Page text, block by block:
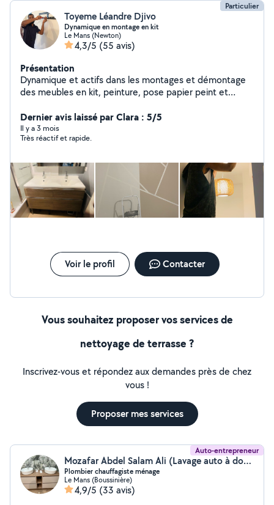
Particulier
Toyeme Léandre Djivo
Dynamique en montage en kit
Le Mans (Newton)
4,3/5 (55 avis)
Présentation
Dynamique et actifs dans les montages et démontage
des meubles en kit, peinture, pose papier peint et
déménagement, nettoyage et chargement des objets
lourds.
Dernier avis laissé par Clara : 5/5
Il y a 3 mois
Très réactif et rapide.
Voir le profil Contacter
Vous souhaitez proposer vos services de
nettoyage de terrasse ?
Inscrivez-vous et répondez aux demandes près de chez
vous !
Proposer mes services
Auto-entrepreneur
Mozafar Abdel Salam Ali (Lavage auto à domicile)
Plombier chauffagiste ménage
Le Mans (Boussinière)
4,9/5 (33 avis)